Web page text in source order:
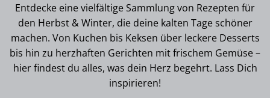
Entdecke eine vielfältige Sammlung von Rezepten für
den Herbst & Winter, die deine kalten Tage schöner
machen. Von Kuchen bis Keksen über leckere Desserts
bis hin zu herzhaften Gerichten mit frischem Gemüse –
hier findest du alles, was dein Herz begehrt. Lass Dich
inspirieren!